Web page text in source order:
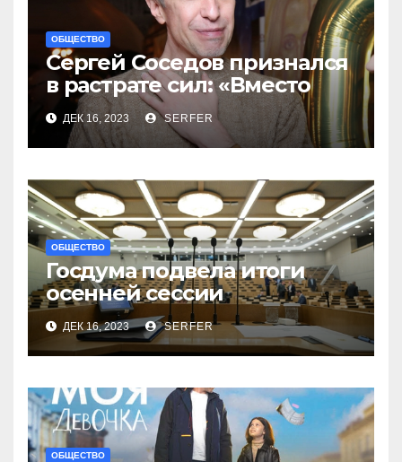
ОБЩЕСТВО
Сергей Соседов признался
в растрате сил: «Вместо
меня взяли Пригожина»
ДЕК 16, 2023 SERFER
ОБЩЕСТВО
Госдума подвела итоги
осенней сессии
на заключительном в 2023
году заседании
ДЕК 16, 2023 SERFER
ОБЩЕСТВО